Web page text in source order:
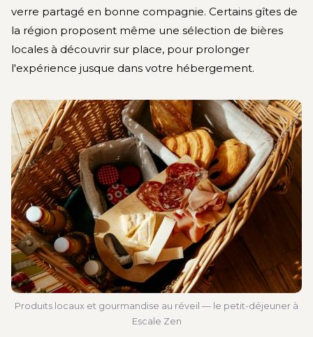
verre partagé en bonne compagnie. Certains gîtes de
la région proposent même une sélection de bières
locales à découvrir sur place, pour prolonger
l'expérience jusque dans votre hébergement.
Produits locaux et gourmandise au réveil — le petit-déjeuner à
Escale Zen